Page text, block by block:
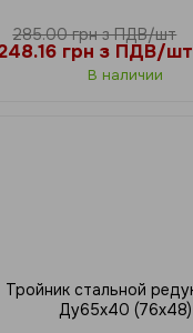
285.00 грн з ПДВ/шт
грн з ПДВ/шт
В наличии